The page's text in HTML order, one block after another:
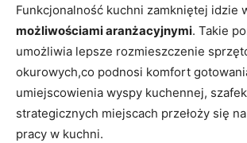
Funkcjonalność kuchni zamkniętej idzie
możliwościami aranżacyjnymi. Takie
umożliwia lepsze rozmieszczenie
okurowych,co podnosi komfort
umiejscowienia wyspy kuchennej,
strategicznych miejscach przełoży się
pracy w kuchni.